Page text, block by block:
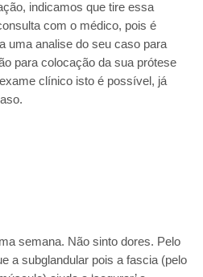
indicamos que tire essa
com o médico, pois é
uma analise do seu caso para
para colocação da sua prótese
clínico isto é possível, já
semana. Não sinto dores. Pelo
a subglandular pois a fascia (pelo